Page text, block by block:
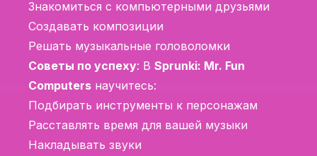
Знакомиться с компьютерными друзьями
Создавать композиции
Решать музыкальные головоломки
Советы по успеху: В Sprunki: Mr. Fun
Computers научитесь:
Подбирать инструменты к персонажам
Расставлять время для вашей музыки
Накладывать звуки